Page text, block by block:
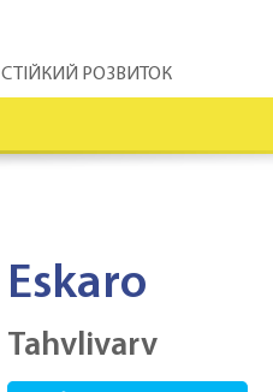
СТІЙКИЙ РОЗВИТОК
Eskaro
Tahvlivarv